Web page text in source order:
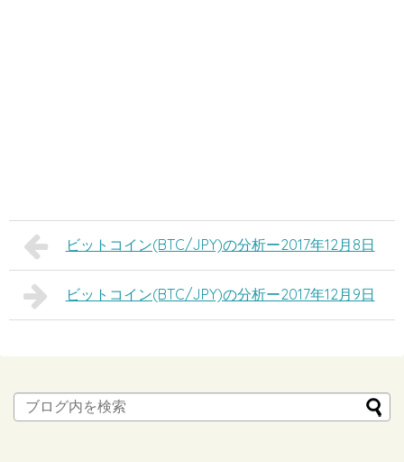
ビットコイン(BTC/JPY)の分析ー2017年12月8日
ビットコイン(BTC/JPY)の分析ー2017年12月9日